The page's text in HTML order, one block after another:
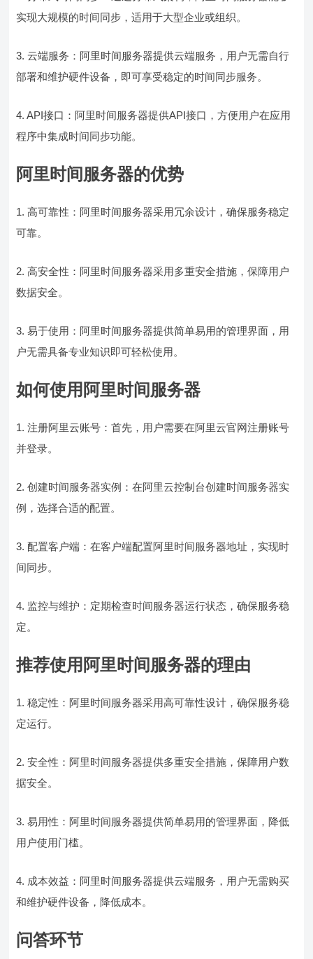
实现大规模的时间同步，适用于大型企业或组织。
3. 云端服务：阿里时间服务器提供云端服务，用户无需自行
部署和维护硬件设备，即可享受稳定的时间同步服务。
4. API接口：阿里时间服务器提供API接口，方便用户在应用
程序中集成时间同步功能。
阿里时间服务器的优势
1. 高可靠性：阿里时间服务器采用冗余设计，确保服务稳定
可靠。
2. 高安全性：阿里时间服务器采用多重安全措施，保障用户
数据安全。
3. 易于使用：阿里时间服务器提供简单易用的管理界面，用
户无需具备专业知识即可轻松使用。
如何使用阿里时间服务器
1. 注册阿里云账号：首先，用户需要在阿里云官网注册账号
并登录。
2. 创建时间服务器实例：在阿里云控制台创建时间服务器实
例，选择合适的配置。
3. 配置客户端：在客户端配置阿里时间服务器地址，实现时
间同步。
4. 监控与维护：定期检查时间服务器运行状态，确保服务稳
定。
推荐使用阿里时间服务器的理由
1. 稳定性：阿里时间服务器采用高可靠性设计，确保服务稳
定运行。
2. 安全性：阿里时间服务器提供多重安全措施，保障用户数
据安全。
3. 易用性：阿里时间服务器提供简单易用的管理界面，降低
用户使用门槛。
4. 成本效益：阿里时间服务器提供云端服务，用户无需购买
和维护硬件设备，降低成本。
问答环节